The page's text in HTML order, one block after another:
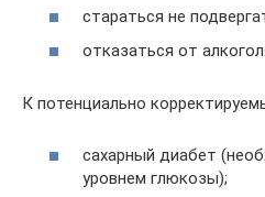
стараться не
отказаться от
К потенциально
сахарный диабет
уровнем глюкозы);